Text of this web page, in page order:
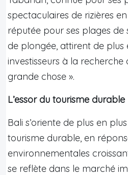
spectaculaires de rizières
réputée pour ses plages de
de plongée, attirent de plus
investisseurs à la
grande chose ».
L’essor du tourisme durable
Bali s’oriente de plus en
tourisme durable, en
environnementales
se reflète dans le marché